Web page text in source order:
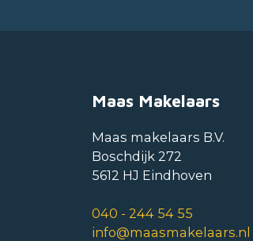
Maas Makelaars
Maas makelaars B.V.
Boschdijk 272
5612 HJ Eindhoven
040 - 244 54 55
info@maasmakelaars.nl